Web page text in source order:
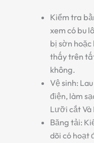
Kiểm tra
xem có bu
bị sờn hoặc
thấy trên
không.
Vệ sinh:
điện, làm
Lưỡi cắtVà
Băng tải:
dõi có hoạt